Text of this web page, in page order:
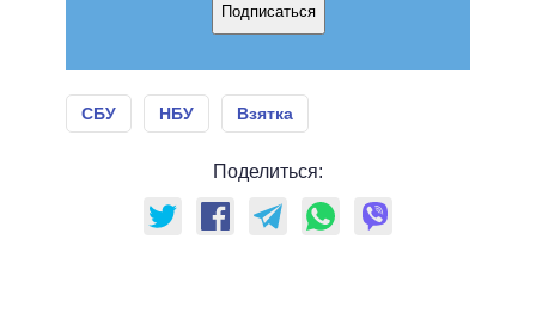
Подписаться
СБУ НБУ Взятка
Поделиться: